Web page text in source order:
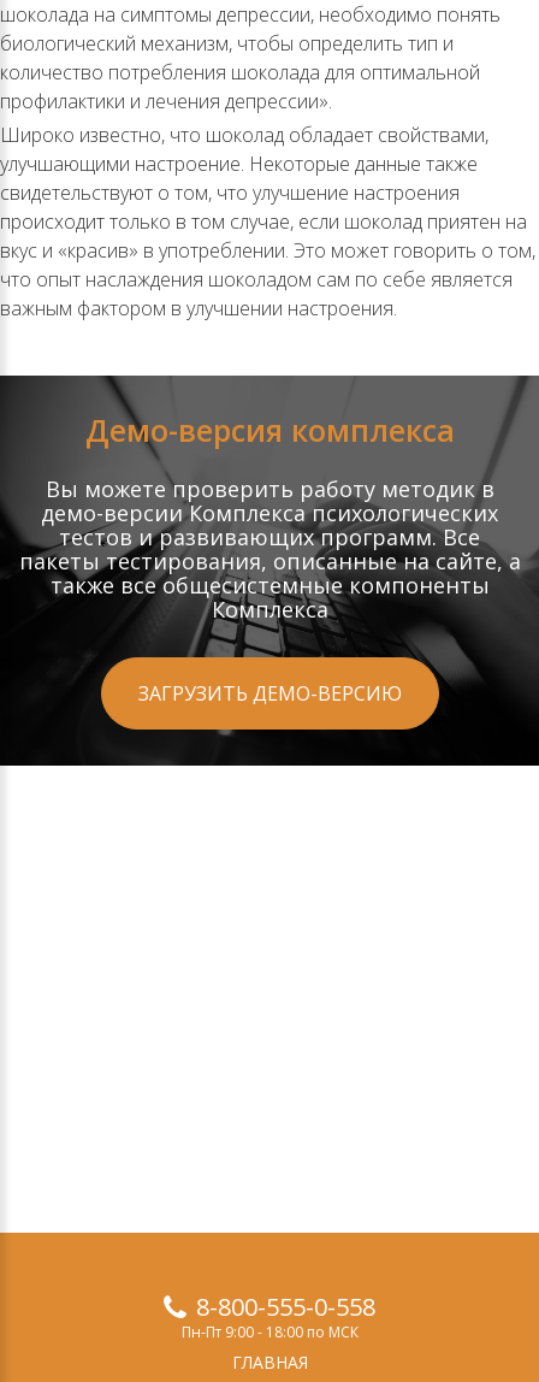
шоколада на симптомы депрессии, необходимо понять
биологический механизм, чтобы определить тип и
количество потребления шоколада для оптимальной
профилактики и лечения депрессии».
Широко известно, что шоколад обладает свойствами,
улучшающими настроение. Некоторые данные также
свидетельствуют о том, что улучшение настроения
происходит только в том случае, если шоколад приятен на
вкус и «красив» в употреблении. Это может говорить о том,
что опыт наслаждения шоколадом сам по себе является
важным фактором в улучшении настроения.
Демо-версия комплекса
Вы можете проверить работу методик в
демо-версии Комплекса психологических
тестов и развивающих программ. Все
пакеты тестирования, описанные на сайте, а
также все общесистемные компоненты
Комплекса
ЗАГРУЗИТЬ ДЕМО-ВЕРСИЮ
8-800-555-0-558
Пн-Пт 9:00 - 18:00 по МСК
ГЛАВНАЯ